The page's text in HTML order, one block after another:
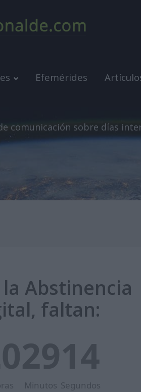
Efemérides
comunicación sobre días
Abstinencia
faltan:
29
Minutos
13
Segundos